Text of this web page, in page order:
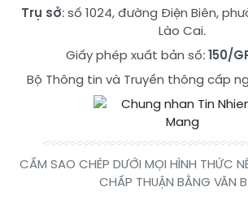
Trụ sở: số 1024, đường Điện Biên,
Lào Cai.
Giấy phép xuất bản số:150/
Bộ Thông tin và Truyền thông cấp
CẤM SAO CHÉP DƯỚI MỌI HÌNH THỨC
CHẤP THUẬN BẰNG VĂN